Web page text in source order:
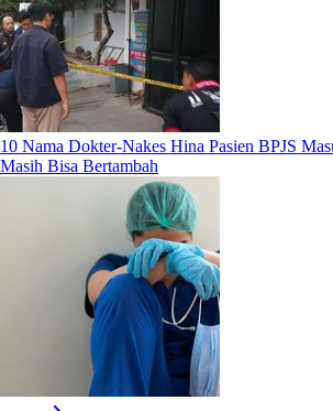
10 Nama Dokter-Nakes Hina Pasien BPJS
Masih Bisa Bertambah